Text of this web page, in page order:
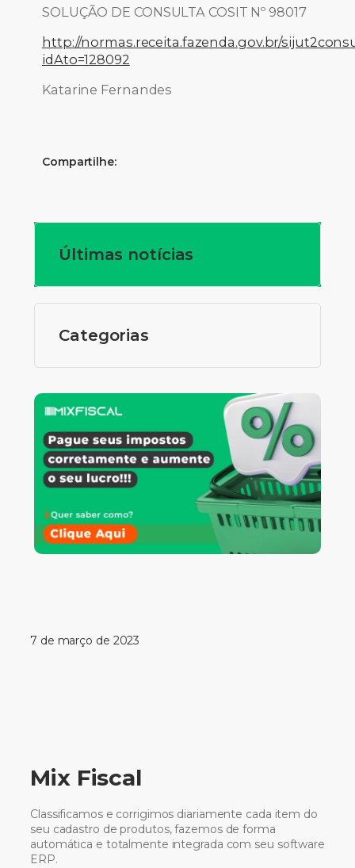
SOLUÇÃO DE CONSULTA COSIT Nº 98017
http://normas.receita.fazenda.gov.br/
idAto=128092
Katarine Fernandes
Compartilhe:
Últimas notícias
Categorias
7 de março de 2023
Mix Fiscal
Classificamos e corrigimos diariamente cada item do
seu cadastro de produtos, fazemos de forma
automática e totalmente integrada com seu software
ERP.